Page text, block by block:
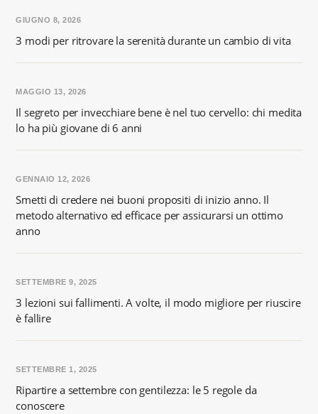
3 modi per ritrovare la serenità durante un cambio di vita
GIUGNO 8, 2026
Il segreto per invecchiare bene è nel tuo cervello: chi medita
lo ha più giovane di 6 anni
MAGGIO 13, 2026
Smetti di credere nei buoni propositi di inizio anno. Il
metodo alternativo ed efficace per assicurarsi un ottimo
anno
GENNAIO 12, 2026
3 lezioni sui fallimenti. A volte, il modo migliore per riuscire
è fallire
SETTEMBRE 9, 2025
Ripartire a settembre con gentilezza: le 5 regole da
conoscere
SETTEMBRE 1, 2025